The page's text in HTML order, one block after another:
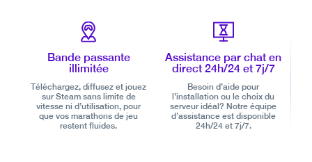
Bande passante
illimitée
Téléchargez, diffusez et jouez
sur Steam sans limite de
vitesse ni d’utilisation, pour
que vos marathons de jeu
restent fluides.
Assistance par chat en
direct 24h/24 et 7j/7
Besoin d’aide pour
l’installation ou le choix du
serveur idéal? Notre équipe
d’assistance est disponible
24h/24 et 7j/7.